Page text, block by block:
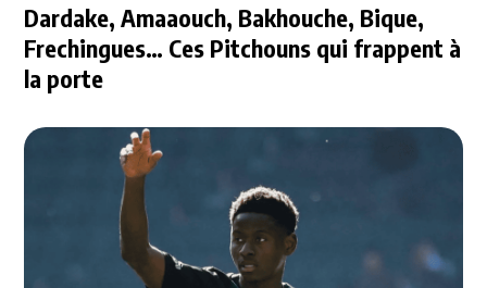
Dardake, Amaaouch, Bakhouche, Bique,
Frechingues… Ces Pitchouns qui frappent à
la porte